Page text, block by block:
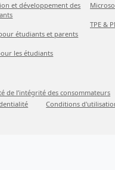
et développement des
étudiants et parents
les étudiants
TPE &
de l’intégrité des consommateurs
Conditions